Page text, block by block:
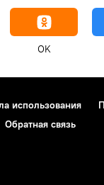
OK
использования
Обратная связь